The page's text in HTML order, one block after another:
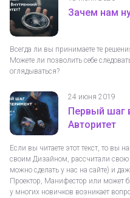
Зачем нам
Всегда ли вы принимаете те
Можете ли позволить себе
оглядываться?
24 июня 2019
Первый шаг
Авторитет
Если вы читаете этот текст, то вы
своим Дизайном, рассчитали свою
можно сделать у нас на сайте) и
Проектор, Манифестор или может
у многих новичков возникает